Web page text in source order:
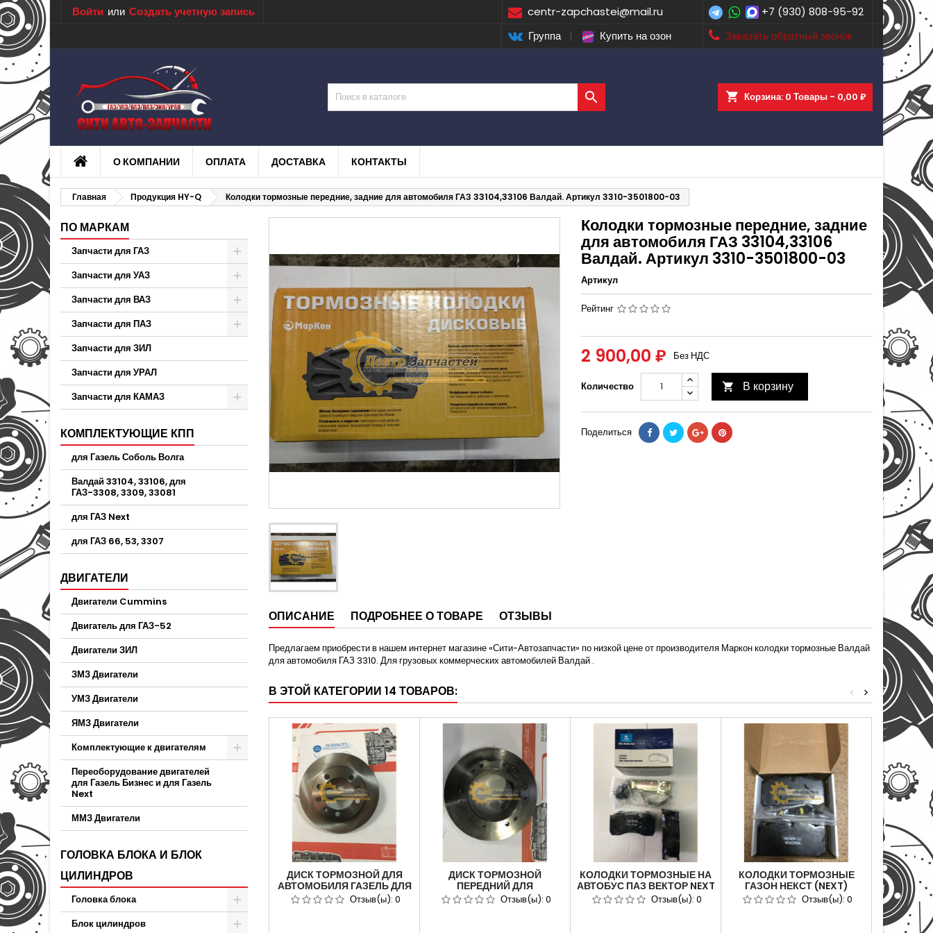
centr-zapchastei@mail.ru +7 (930) 808-95-92
Войти или Создать учетную запись
Заказать обратный звонок
Группа | Купить на озон
shopping_cart Корзина: 0 Товары - 0,00 ₽

О КОМПАНИИ ОПЛАТА ДОСТАВКА КОНТАКТЫ
Главная Продукция HY-Q Колодки тормозные передние, задние для автомобиля ГАЗ 33104,33106 Валдай. Артикул 3310-3501800-03
ПО МАРКАМ
Запчасти для ГАЗ
Запчасти для УАЗ
Запчасти для ВАЗ
Запчасти для ПАЗ
Запчасти для ЗИЛ
Запчасти для УРАЛ
Запчасти для КАМАЗ
КОМПЛЕКТУЮЩИЕ КПП
для Газель Соболь Волга
Валдай 33104, 33106, для
ГАЗ-3308, 3309, 33081
для ГАЗ Next
для ГАЗ 66, 53, 3307
ДВИГАТЕЛИ
Двигатели Cummins
Двигатель для ГАЗ-52
Двигатели ЗИЛ
ЗМЗ Двигатели
УМЗ Двигатели
ЯМЗ Двигатели
Комплектующие к двигателям
Переоборудование двигателей
для Газель Бизнес и для Газель
Next
ММЗ Двигатели
ГОЛОВКА БЛОКА И БЛОК
ЦИЛИНДРОВ
Головка блока
Блок цилиндров
Колодки тормозные передние, задние
для автомобиля ГАЗ 33104,33106
Валдай. Артикул 3310-3501800-03
Артикул
Рейтинг
2 900,00 ₽ Без НДС
Количество  В корзину
Поделиться
ОПИСАНИЕ ПОДРОБНЕЕ О ТОВАРЕ ОТЗЫВЫ
Предлагаем приобрести в нашем интернет магазине «Сити-Автозапчасти» по низкой цене от производителя Маркон колодки тормозные Валдай
для автомобиля ГАЗ 3310. Для грузовых коммерческих автомобилей Валдай .
В ЭТОЙ КАТЕГОРИИ 14 ТОВАРОВ: >
<
ДИСК ТОРМОЗНОЙ ДЛЯ
АВТОМОБИЛЯ ГАЗЕЛЬ ДЛЯ
АВТОМОБИЛЯ ГАЗ
3302.АРТИКУЛ 3302-
Отзыв(ы): 0
ДИСК ТОРМОЗНОЙ
ПЕРЕДНИЙ ДЛЯ
АВТОМОБИЛЯ ГАЗ
33104,33106 ВАЛДАЙ.
Отзыв(ы): 0
КОЛОДКИ ТОРМОЗНЫЕ НА
АВТОБУС ПАЗ ВЕКТОР NEXT
640 317 929 2 C
ДАТЧИКАМИ
Отзыв(ы): 0
КОЛОДКИ ТОРМОЗНЫЕ
ГАЗОН НЕКСТ (NEXT)
ПЕРЕДНИЕ ЗАДНИЕ
(4ШТУКИ) В
Отзыв(ы): 0
КОЛОДКИ